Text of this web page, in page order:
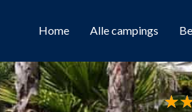
Home Alle campings
★